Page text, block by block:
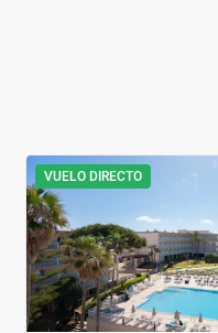
VUELO DIRECTO